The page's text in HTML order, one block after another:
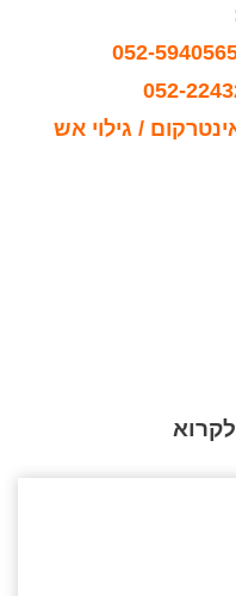
/ גילוי אש